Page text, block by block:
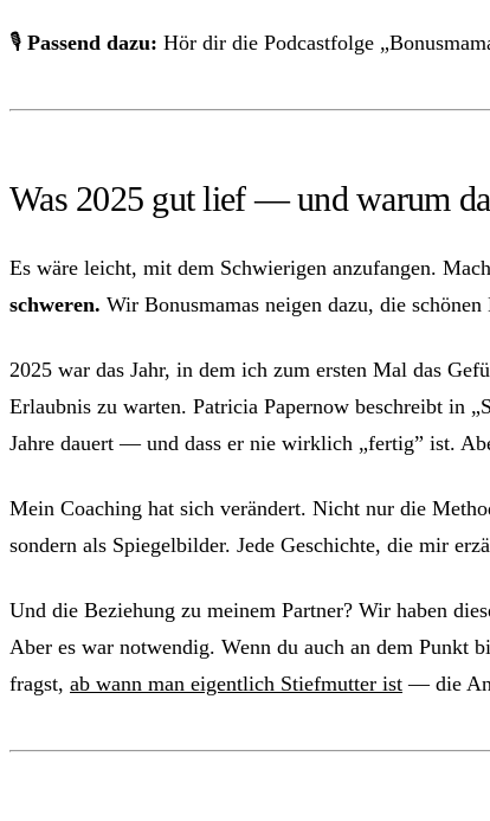
🎙 Passend dazu: Hör dir die Podcastfolge
Was 2025 gut lief — und warum
Es wäre leicht, mit dem Schwierigen anzufangen.
schweren. Wir Bonusmamas neigen dazu, die
2025 war das Jahr, in dem ich zum ersten Mal das
Erlaubnis zu warten. Patricia Papernow beschreibt in
Jahre dauert — und dass er nie wirklich „fertig” ist.
Mein Coaching hat sich verändert. Nicht nur die
sondern als Spiegelbilder. Jede Geschichte, die mir
Und die Beziehung zu meinem Partner? Wir haben
Aber es war notwendig. Wenn du auch an dem Punkt
fragst, ab wann man eigentlich Stiefmutter ist — die